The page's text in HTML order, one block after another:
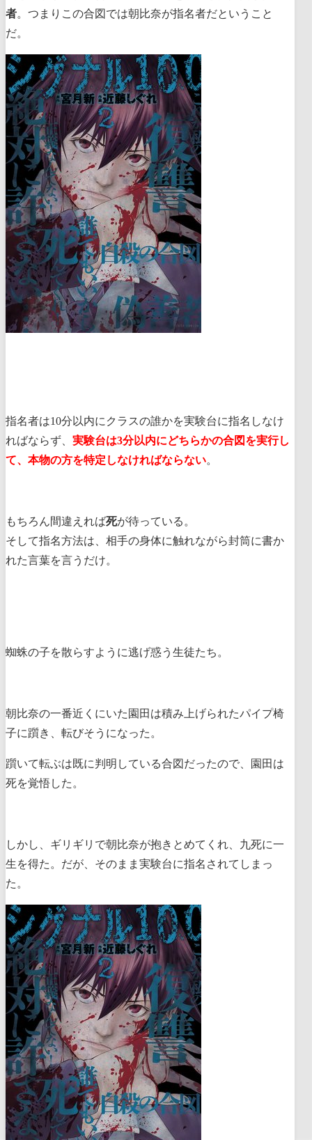
者。つまりこの合図では朝比奈が指名者だということ
だ。
指名者は10分以内にクラスの誰かを実験台に指名しなけ
ればならず、 実験台は3分以内にどちらかの合図を実行し
て、本物の方を特定しなければならない。
もちろん間違えれば死が待っている。
そして指名方法は、相手の身体に触れながら封筒に書か
れた言葉を言うだけ。
蜘蛛の子を散らすように逃げ惑う生徒たち。
朝比奈の一番近くにいた園田は積み上げられたパイプ椅
子に躓き、転びそうになった。
躓いて転ぶは既に判明している合図だったので、園田は
死を覚悟した。
しかし、ギリギリで朝比奈が抱きとめてくれ、九死に一
生を得た。だが、そのまま実験台に指名されてしまっ
た。